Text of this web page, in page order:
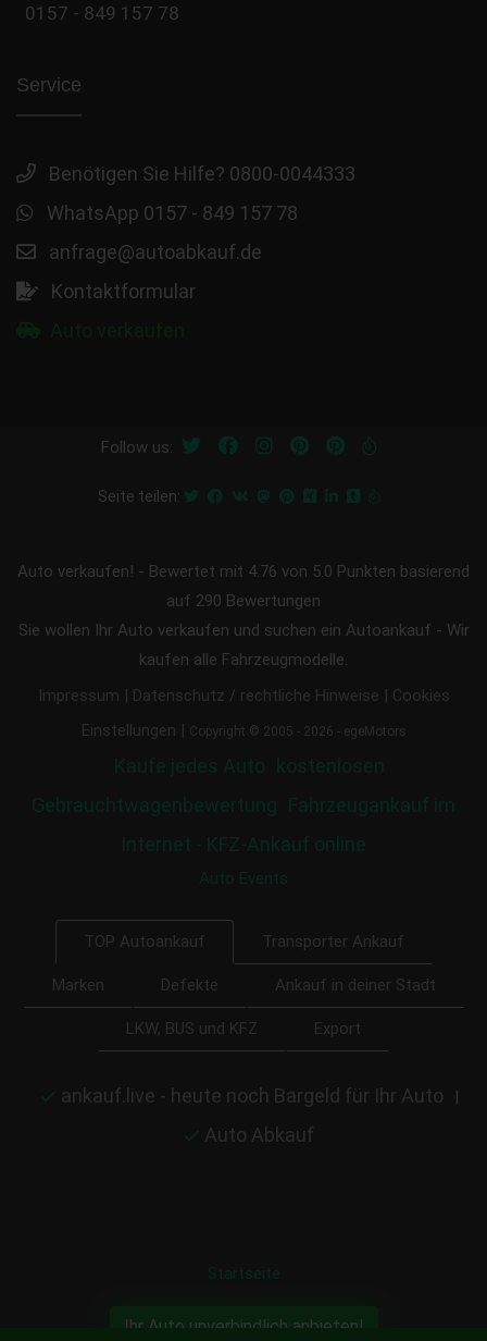
0157 - 849 157 78
Service
Benötigen Sie Hilfe? 0800-0044333
WhatsApp 0157 - 849 157 78
anfrage@autoabkauf.de
Kontaktformular
Follow us:
Seite teilen:
Auto verkaufen! - Bewertet mit 4.76 von 5.0 Punkten basierend
auf 290 Bewertungen
Sie wollen Ihr Auto verkaufen und suchen ein Autoankauf - Wir
kaufen alle Fahrzeugmodelle.
Impressum | Datenschutz / rechtliche Hinweise | Cookies
Einstellungen | Copyright © 2005 - 2026 - egeMotors
Kaufe jedes Auto kostenlosen
Gebrauchtwagenbewertung Fahrzeugankauf im
Internet - KFZ-Ankauf online
Auto Events
TOP Autoankauf Transporter Ankauf
Marken Defekte Ankauf in deiner Stadt
LKW, BUS und KFZ Export
ankauf.live - heute noch Bargeld für Ihr Auto |
Auto Abkauf
Startseite
Ihr Auto unverbindlich anbieten!